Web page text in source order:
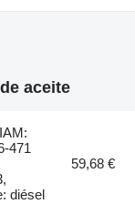
aceite
471
diésel
59,68 €